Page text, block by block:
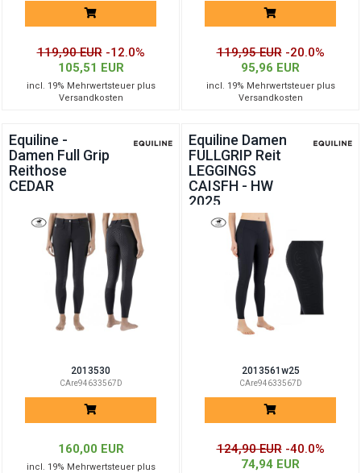
119,90 EUR -12.0%
105,51 EUR
incl. 19% Mehrwertsteuer plus
Versandkosten
119,95 EUR -20.0%
95,96 EUR
incl. 19% Mehrwertsteuer plus
Versandkosten
Equiline -
Damen Full Grip
Reithose
CEDAR
2013530
CAre94633567D
160,00 EUR
incl. 19% Mehrwertsteuer plus
Equiline Damen
FULLGRIP Reit
LEGGINGS
CAISFH - HW
2025
2013561w25
CAre94633567D
124,90 EUR -40.0%
74,94 EUR